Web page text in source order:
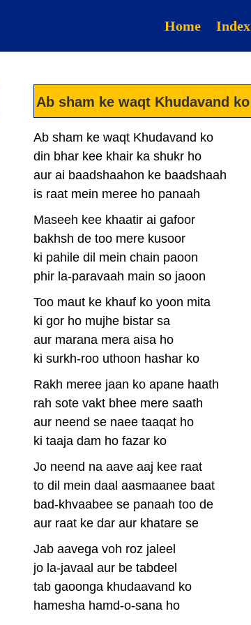
Home Index
Ab sham ke waqt Khudavand ko
Ab sham ke waqt Khudavand ko
din bhar kee khair ka shukr ho
aur ai baadshaahon ke baadshaah
is raat mein meree ho panaah
Maseeh kee khaatir ai gafoor
bakhsh de too mere kusoor
ki pahile dil mein chain paoon
phir la-paravaah main so jaoon
Too maut ke khauf ko yoon mita
ki gor ho mujhe bistar sa
aur marana mera aisa ho
ki surkh-roo uthoon hashar ko
Rakh meree jaan ko apane haath
rah sote vakt bhee mere saath
aur neend se naee taaqat ho
ki taaja dam ho fazar ko
Jo neend na aave aaj kee raat
to dil mein daal aasmaanee baat
bad-khvaabee se panaah too de
aur raat ke dar aur khatare se
Jab aavega voh roz jaleel
jo la-javaal aur be tabdeel
tab gaoonga khudaavand ko
hamesha hamd-o-sana ho